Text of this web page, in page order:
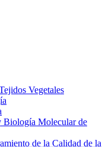
Vegetales
Biología Molecular de
de la Calidad de la